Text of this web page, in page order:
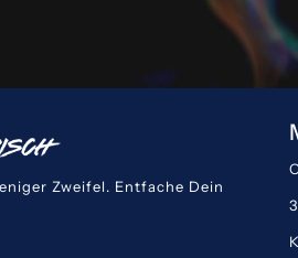
Zweifel. Entfache Dein